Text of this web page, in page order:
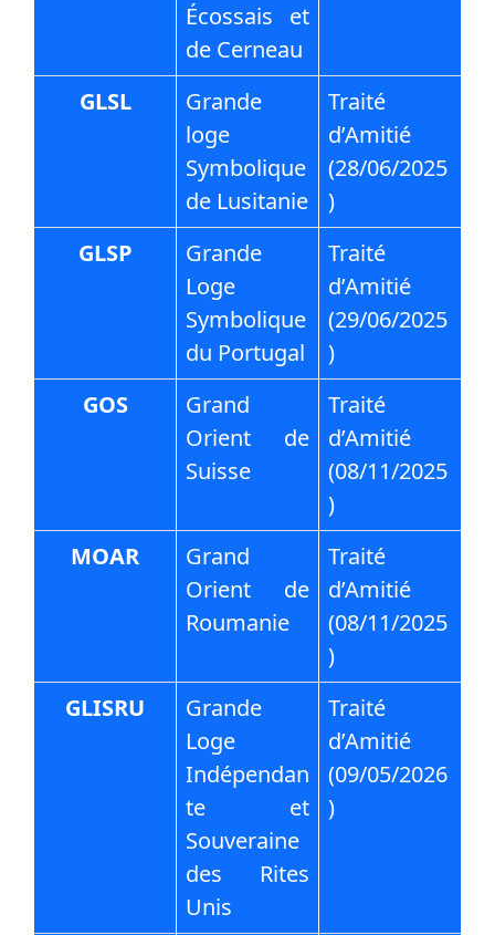
Écossais et
de Cerneau
GLSL
Grande
loge
Symbolique
de Lusitanie
Traité
d’Amitié
(28/06/2025
)
GLSP
Grande
Loge
Symbolique
du Portugal
Traité
d’Amitié
(29/06/2025
)
GOS
Grand
Orient de
Suisse
Traité
d’Amitié
(08/11/2025
)
MOAR
Grand
Orient de
Roumanie
Traité
d’Amitié
(08/11/2025
)
GLISRU
Grande
Loge
Indépendan
te et
Souveraine
des Rites
Unis
Traité
d’Amitié
(09/05/2026
)